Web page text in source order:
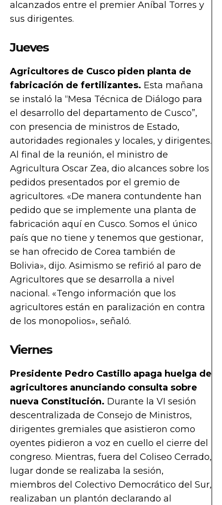
alcanzados entre el premier Aníbal Torres y
sus dirigentes.
Jueves
Agricultores de Cusco piden planta de
fabricación de fertilizantes. Esta mañana
se instaló la “Mesa Técnica de Diálogo para
el desarrollo del departamento de Cusco”,
con presencia de ministros de Estado,
autoridades regionales y locales, y dirigentes.
Al final de la reunión, el ministro de
Agricultura Oscar Zea, dio alcances sobre los
pedidos presentados por el gremio de
agricultores. «De manera contundente han
pedido que se implemente una planta de
fabricación aquí en Cusco. Somos el único
país que no tiene y tenemos que gestionar,
se han ofrecido de Corea también de
Bolivia», dijo. Asimismo se refirió al paro de
Agricultores que se desarrolla a nivel
nacional. «Tengo información que los
agricultores están en paralización en contra
de los monopolios», señaló.
Viernes
Presidente Pedro Castillo apaga huelga de
agricultores anunciando consulta sobre
nueva Constitución. Durante la VI sesión
descentralizada de Consejo de Ministros,
dirigentes gremiales que asistieron como
oyentes pidieron a voz en cuello el cierre del
congreso. Mientras, fuera del Coliseo Cerrado,
lugar donde se realizaba la sesión,
miembros del Colectivo Democrático del Sur,
realizaban un plantón declarando al